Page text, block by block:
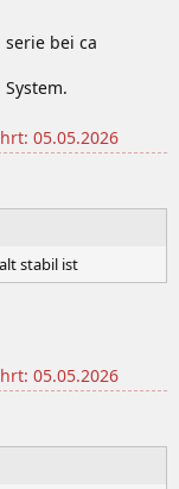
bei ca
05.05.2026
stabil ist
05.05.2026